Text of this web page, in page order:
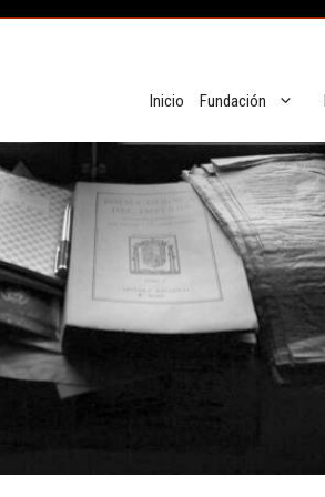
Inicio Fundación